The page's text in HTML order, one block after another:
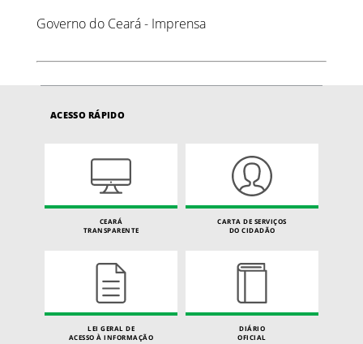
Governo do Ceará - Imprensa
ACESSO RÁPIDO
CEARÁ
TRANSPARENTE
CARTA DE SERVIÇOS
DO CIDADÃO
LEI GERAL DE
ACESSO À INFORMAÇÃO
DIÁRIO
OFICIAL